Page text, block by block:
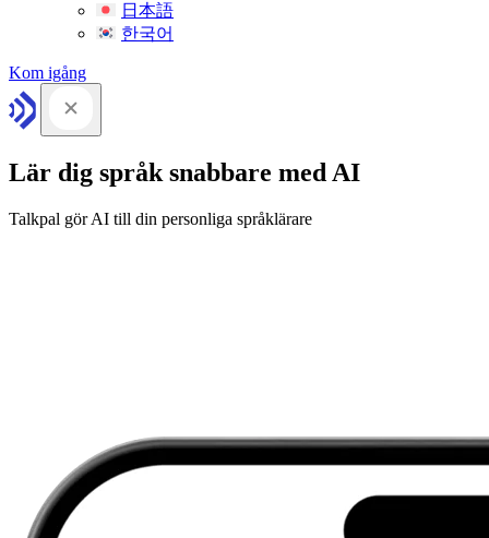
日本語
한국어
Kom igång
Lär dig språk snabbare med AI
Talkpal gör AI till din personliga språklärare